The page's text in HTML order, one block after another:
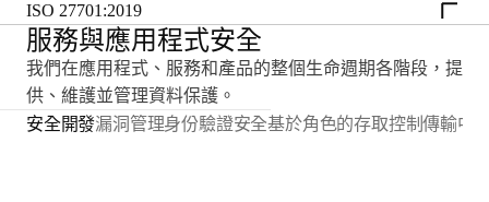
ISO 27701:2019
服務與應用程式安全
我們在應用程式、服務和產品的整個生命週期各階段，提
供、維護並管理資料保護。
安全開發漏洞管理身份驗證安全基於角色的存取控制傳輸中